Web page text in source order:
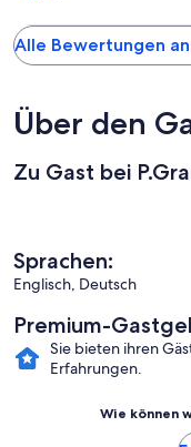
Alle Bewertungen
Über den
Zu Gast bei
Sprachen:
Englisch, Deutsch
Premium-
Sie bieten ihren
Erfahrungen.
Wie können